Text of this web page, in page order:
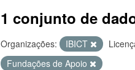
1 conjunto de
Organizações: IBICT
Fundações de Apoio